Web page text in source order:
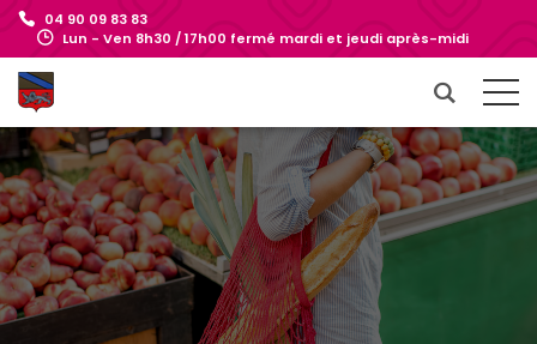
04 90 09 83 83
Lun - Ven 8h30 / 17h00 fermé mardi et jeudi après-midi